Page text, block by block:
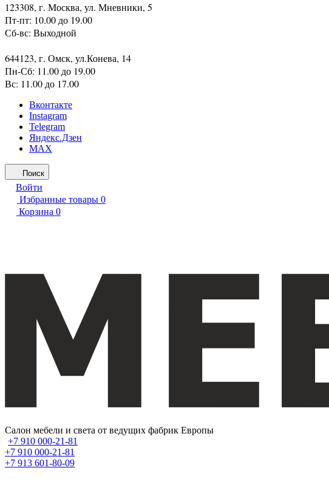
123308, г. Москва, ул. Мневники, 5
Пт-пт: 10.00 до 19.00
Сб-вс: Выходной
644123, г. Омск, ул.Конева, 14
Пн-Сб: 11.00 до 19.00
Вс: 11.00 до 17.00
Вконтакте
Instagram
Telegram
Яндекс.Дзен
MAX
Поиск
Войти
Избранные товары 0
Корзина 0
Салон мебели и света от ведущих фабрик Европы
+7 910 000-21-81
+7 910 000-21-81
+7 913 601-80-09